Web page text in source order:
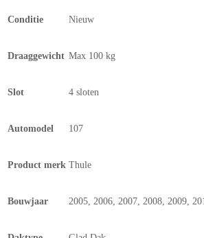
Conditie Nieuw
Draaggewicht Max 100 kg
Slot 4 sloten
Automodel 107
Product merk Thule
Bouwjaar 2005, 2006, 2007, 2008, 2009,